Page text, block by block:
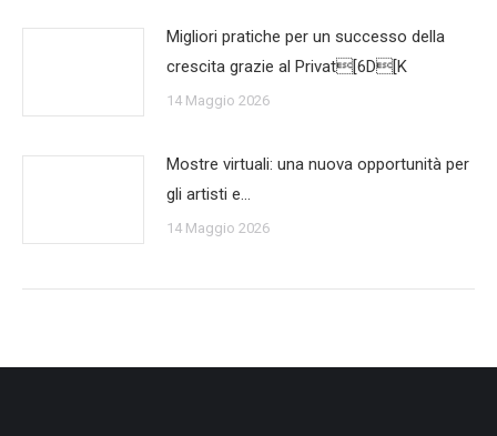
Migliori pratiche per un successo della
crescita grazie al Privat[6D[K
14 Maggio 2026
Mostre virtuali: una nuova opportunità per
gli artisti e…
14 Maggio 2026